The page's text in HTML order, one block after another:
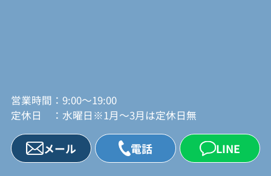
営業時間：9:00～19:00
定休日 ：水曜日※1月～3月は定休日無
メール 電話 LINE